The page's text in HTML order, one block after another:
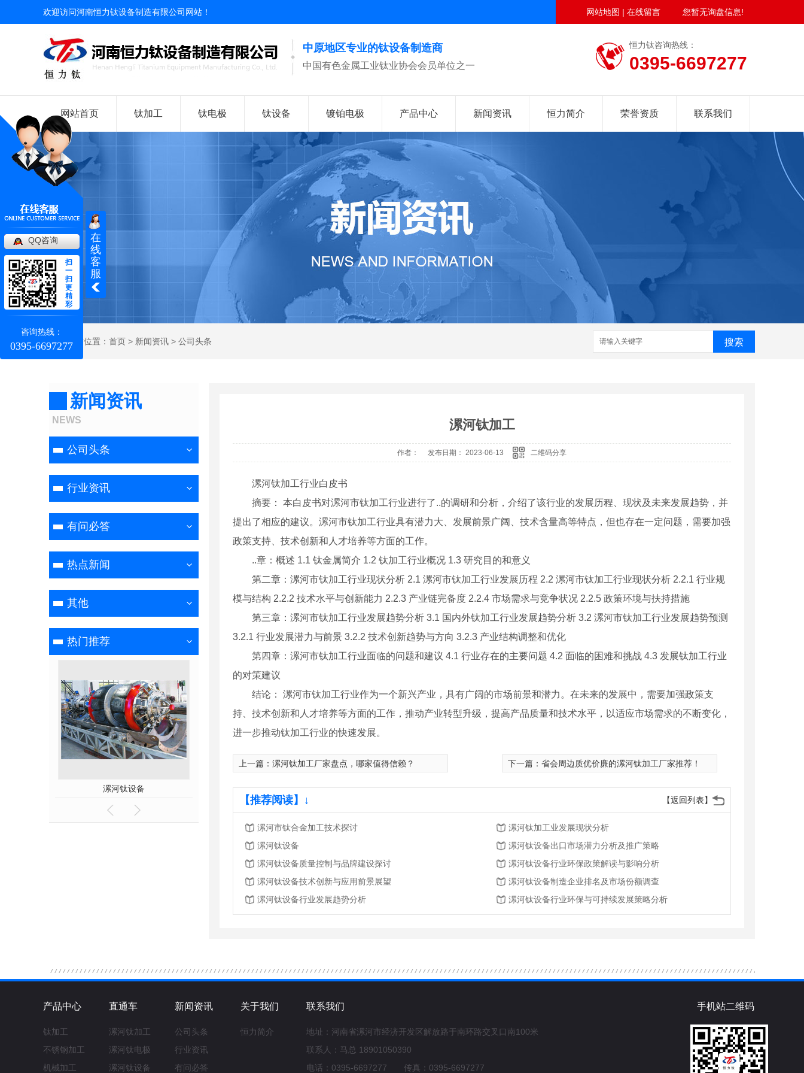
欢迎访问河南恒力钛设备制造有限公司网站！ 网站地图 | 在线留言 您暂无询盘信息!
中原地区专业的钛设备制造商
中国有色金属工业钛业协会会员单位之一
恒力钛咨询热线：
0395-6697277
网站首页 钛加工 钛电极 钛设备 镀铂电极 产品中心 新闻资讯 恒力简介 荣誉资质 联系我们
当前位置： 首页 > 新闻资讯 > 公司头条 搜索
新闻资讯
NEWS
公司头条
行业资讯
有问必答
热点新闻
其他
热门推荐
漯河钛设备 漯河镀铂电极 漯河钛加工厂家
漯河钛加工
作者： 发布日期： 2023-06-13 二维码分享
漯河钛加工行业白皮书
摘要： 本白皮书对漯河市钛加工行业进行了..的调研和分析，介绍了该行业的发展历程、现状及未来发展趋势，并
提出了相应的建议。漯河市钛加工行业具有潜力大、发展前景广阔、技术含量高等特点，但也存在一定问题，需要加强
政策支持、技术创新和人才培养等方面的工作。
..章：概述 1.1 钛金属简介 1.2 钛加工行业概况 1.3 研究目的和意义
第二章：漯河市钛加工行业现状分析 2.1 漯河市钛加工行业发展历程 2.2 漯河市钛加工行业现状分析 2.2.1 行业规
模与结构 2.2.2 技术水平与创新能力 2.2.3 产业链完备度 2.2.4 市场需求与竞争状况 2.2.5 政策环境与扶持措施
第三章：漯河市钛加工行业发展趋势分析 3.1 国内外钛加工行业发展趋势分析 3.2 漯河市钛加工行业发展趋势预测
3.2.1 行业发展潜力与前景 3.2.2 技术创新趋势与方向 3.2.3 产业结构调整和优化
第四章：漯河市钛加工行业面临的问题和建议 4.1 行业存在的主要问题 4.2 面临的困难和挑战 4.3 发展钛加工行业
的对策建议
结论： 漯河市钛加工行业作为一个新兴产业，具有广阔的市场前景和潜力。在未来的发展中，需要加强政策支
持、技术创新和人才培养等方面的工作，推动产业转型升级，提高产品质量和技术水平，以适应市场需求的不断变化，
进一步推动钛加工行业的快速发展。
上一篇： 漯河钛加工厂家盘点，哪家值得信赖？ 下一篇： 省会周边质优价廉的漯河钛加工厂家推荐！
【返回列表】
【推荐阅读】↓
漯河市钛合金加工技术探讨
漯河钛加工业发展现状分析
漯河钛设备
漯河钛设备出口市场潜力分析及推广策略
漯河钛设备质量控制与品牌建设探讨
漯河钛设备行业环保政策解读与影响分析
漯河钛设备技术创新与应用前景展望
漯河钛设备制造企业排名及市场份额调查
漯河钛设备行业发展趋势分析
漯河钛设备行业环保与可持续发展策略分析
产品中心
钛加工
不锈钢加工
机械加工
直通车
漯河钛加工
漯河钛电极
漯河钛设备
新闻资讯
公司头条
行业资讯
有问必答
关于我们
恒力简介
联系我们
地址：河南省漯河市经济开发区解放路于南环路交叉口南100米
联系人：马总 18901050390
电话：0395-6697277 传真：0395-6697277
手机站二维码
在
线
客
服
QQ咨询
扫
一
扫
更
精
彩
咨询热线：
0395-6697277